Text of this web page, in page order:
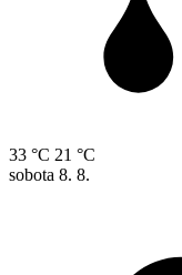
33 °C 21 °C
sobota 8. 8.